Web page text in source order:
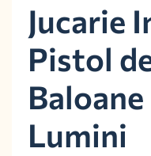
Jucarie
Pistol
Lumini